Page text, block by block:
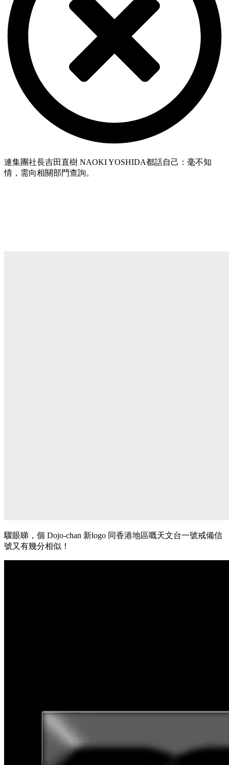
連集團社長吉田直樹 NAOKI YOSHIDA都話自己：毫不知
情，需向相關部門查詢。
驟眼睇，個 Dojo-chan 新logo 同香港地區嘅天文台一號戒備信
號又有幾分相似！